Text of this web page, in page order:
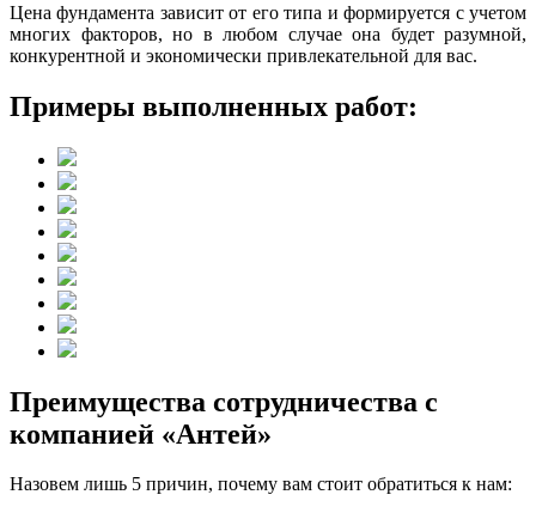
Цена фундамента зависит от его типа и формируется с учетом
многих факторов, но в любом случае она будет разумной,
конкурентной и экономически привлекательной для вас.
Примеры выполненных работ:
Преимущества сотрудничества с
компанией «Антей»
Назовем лишь 5 причин, почему вам стоит обратиться к нам: